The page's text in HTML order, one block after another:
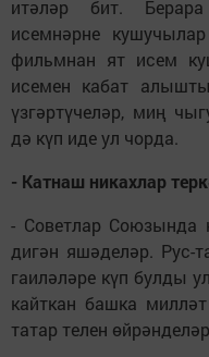
итәләр бит.
исемнәрне
фильмнан ят исем
исемен кабат
үзгәртүчеләр, миң
дә күп иде ул чорда.
- Катнаш никахлар
- Советлар Союзында
дигән яшәделәр. Рус-
гаиләләре күп булды
кайткан башка
татар телен